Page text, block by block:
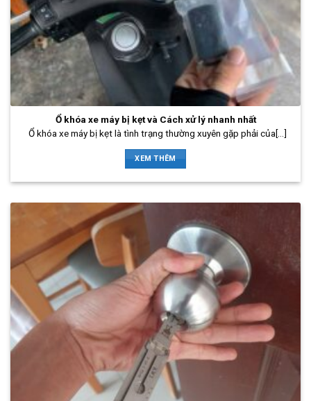
Ổ khóa xe máy bị kẹt và Cách xử lý nhanh nhất
Ổ khóa xe máy bị kẹt là tình trạng thường xuyên gặp phải của[...]
XEM THÊM